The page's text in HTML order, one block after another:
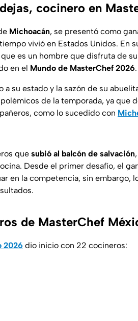
cocinero en
Michoacán, se presentó como
vivió en Estados Unidos. En
es un hombre que disfruta de
en el Mundo de MasterChef 2026.
a su estado y la sazón de su
de la temporada, ya que
como lo sucedido con
que subió al balcón de salvación
Desde el primer desafío, el
en la competencia, sin embargo,
de MasterChef
2026 dio inicio con 22 cocineros: